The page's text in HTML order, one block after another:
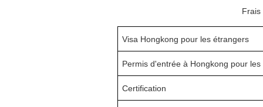
Frais
Visa Hongkong pour lesétrangers
Permis d'entrée à Hongkong pour les
Certification